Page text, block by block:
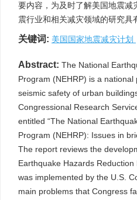
要内容，为及时了解美国地震减
震行业和相关减灾领域的研究具
关键词: 美国国家地震减灾计划
Abstract: The National
Program (NEHRP) is a
seismic safety of urban
Congressional Research
entitled “The National
Program (NEHRP): Issues in
The report reviews the
Earthquake Hazards
was implemented by the U.S.
main problems that Congress